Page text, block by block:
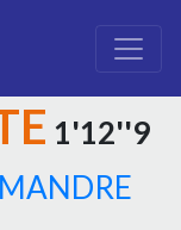
1'12''9